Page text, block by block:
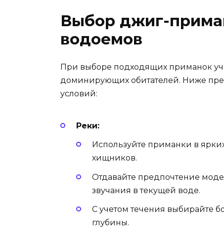
Выбор джиг-
водоемов
При выборе подходящих приманок
доминирующих обитателей. Ниже
условий:
Реки:
Используйте приманки в
хищников.
Отдавайте предпочтение
звучания в текущей воде.
С учетом течения выбирайте
глубины.